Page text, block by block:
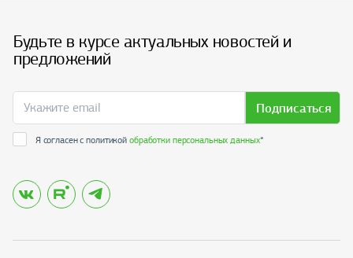
Будьте в курсе актуальных новостей и
предложений
Подписаться
Я согласен с политикойобработки персональных данных*